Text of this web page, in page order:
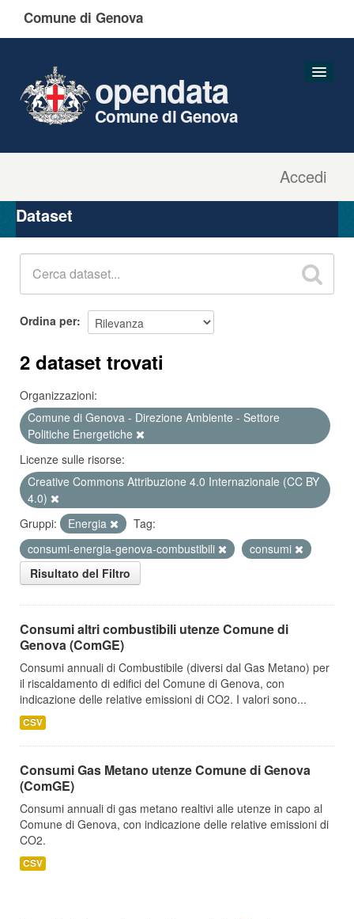
Comune di Genova
Accedi
opendata
Comune di Genova
Organizzazioni
Gruppi
Dataset
Ordina per
2 dataset trovati
Organizzazioni:
Comune di Genova - Direzione Ambiente - Settore
Politiche Energetiche
Licenze sulle risorse:
Creative Commons Attribuzione 4.0 Internazionale (CC BY
4.0)
Gruppi:
Energia
Tag:
consumi-energia-genova-combustibili
consumi
Risultato del Filtro
Consumi altri combustibili utenze Comune di
Genova (ComGE)
Consumi annuali di Combustibile (diversi dal Gas Metano) per
il riscaldamento di edifici del Comune di Genova, con
indicazione delle relative emissioni di CO2. I valori sono...
CSV
Consumi Gas Metano utenze Comune di Genova
(ComGE)
Consumi annuali di gas metano realtivi alle utenze in capo al
Comune di Genova, con indicazione delle relative emissioni di
CO2.
CSV